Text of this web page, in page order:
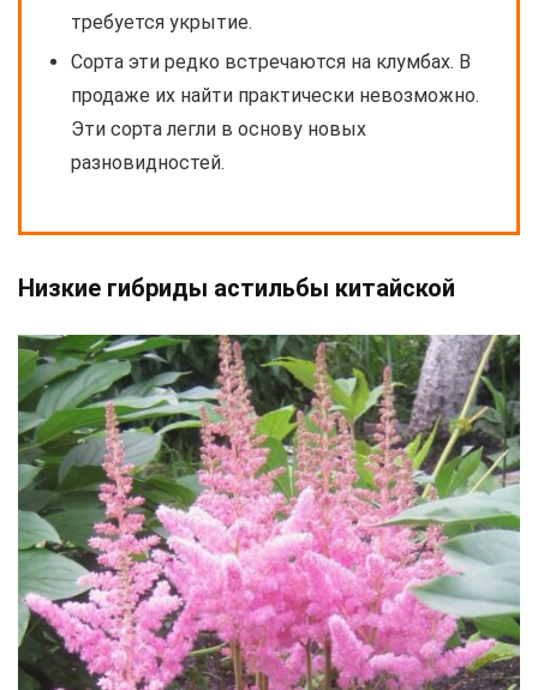
требуется укрытие.
Сорта эти редко встречаются на клумбах. В
продаже их найти практически невозможно.
Эти сорта легли в основу новых
разновидностей.
Низкие гибриды астильбы китайской